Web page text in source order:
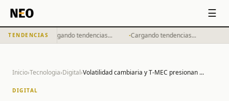
☰
TENDENCIAS
·Cargando tendencias... ·Cargando tendencias...
Inicio›Tecnologia›Digital›Volatilidad cambiaria y T-MEC presionan ...
DIGITAL